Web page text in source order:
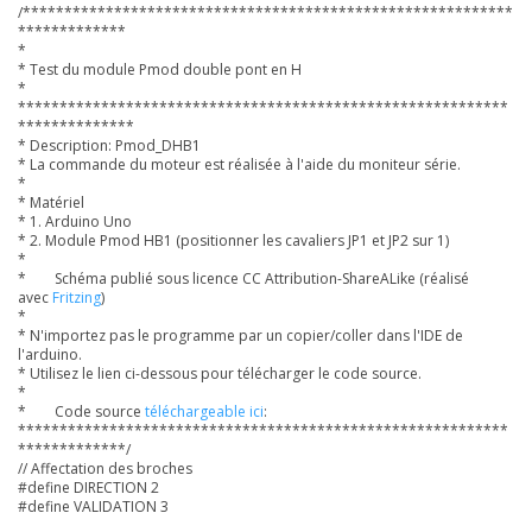
/***********************************************************
*************
*
* Test du module Pmod double pont en H
*
***********************************************************
**************
* Description: Pmod_DHB1
* La commande du moteur est réalisée à l'aide du moniteur série.
*
* Matériel
* 1. Arduino Uno
* 2. Module Pmod HB1 (positionner les cavaliers JP1 et JP2 sur 1)
*
* Schéma publié sous licence CC Attribution-ShareALike (réalisé
avec Fritzing)
*
* N'importez pas le programme par un copier/coller dans l'IDE de
l'arduino.
* Utilisez le lien ci-dessous pour télécharger le code source.
*
* Code source téléchargeable ici:
***********************************************************
*************/
// Affectation des broches
#define DIRECTION 2
#define VALIDATION 3